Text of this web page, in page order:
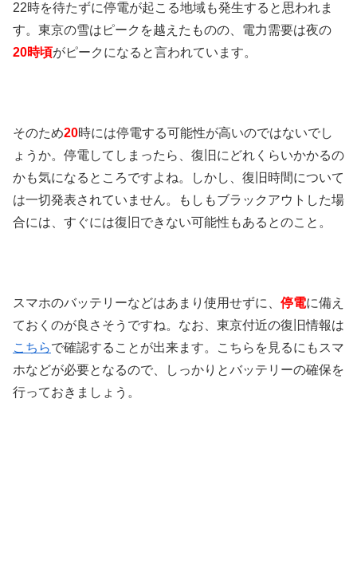
22時を待たずに停電が起こる地域も発生すると思われま
す。東京の雪はピークを越えたものの、電力需要は夜の
20時頃がピークになると言われています。
そのため20時には停電する可能性が高いのではないでし
ょうか。停電してしまったら、復旧にどれくらいかかるの
かも気になるところですよね。しかし、復旧時間について
は一切発表されていません。もしもブラックアウトした場
合には、すぐには復旧できない可能性もあるとのこと。
スマホのバッテリーなどはあまり使用せずに、 停電に備え
ておくのが良さそうですね。なお、東京付近の復旧情報は
こちらで確認することが出来ます。こちらを見るにもスマ
ホなどが必要となるので、しっかりとバッテリーの確保を
行っておきましょう。